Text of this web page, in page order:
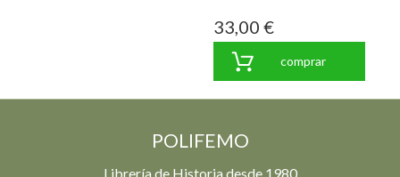
33,00 €
comprar
POLIFEMO
Librería de Historia desde 1980